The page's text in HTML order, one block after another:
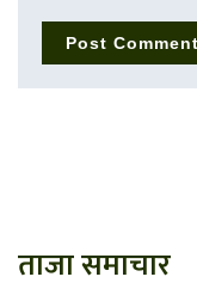
ताजा समाचार